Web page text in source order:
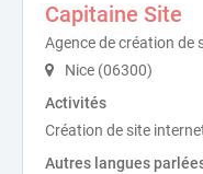
Capitaine Site
Agence de création de
Nice (06300)
Activités
Création de site
Autres langues